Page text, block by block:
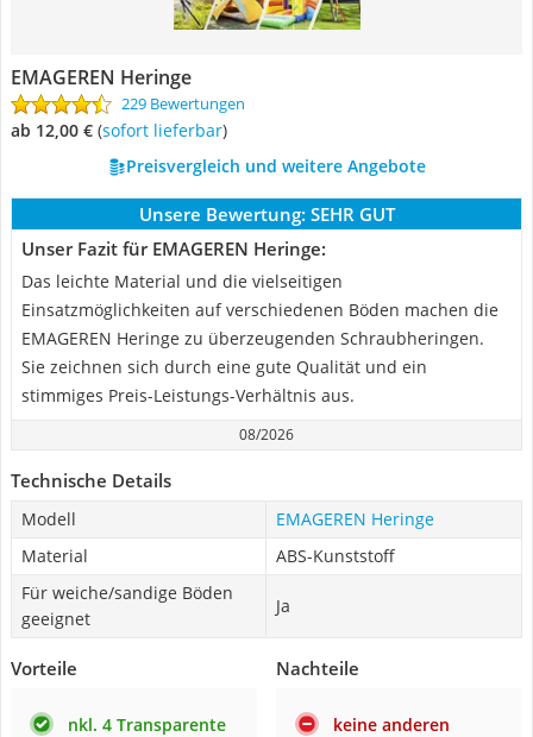
EMAGEREN Heringe
229 Bewertungen
ab 12,00 € ( Sofort lieferbar)
Preisvergleich und weitere Angebote
Unsere Bewertung: SEHR GUT
Unser Fazit für EMAGEREN Heringe:
Das leichte Material und die vielseitigen
Einsatzmöglichkeiten auf verschiedenen Böden machen die
EMAGEREN Heringe zu überzeugenden Schraubheringen.
Sie zeichnen sich durch eine gute Qualität und ein
stimmiges Preis-Leistungs-Verhältnis aus.
08/2026
Technische Details
Modell
EMAGEREN Heringe
Material
ABS-Kunststoff
Für weiche/sandige Böden
geeignet
Ja
Vorteile
nkl. 4 Transparente
Nachteile
keine anderen